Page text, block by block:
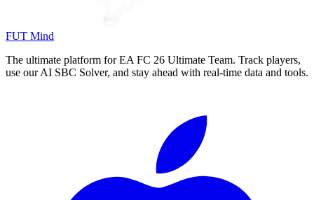
FUT Mind
The ultimate platform for EA FC 26 Ultimate Team. Track players,
use our AI SBC Solver, and stay ahead with real-time data and tools.